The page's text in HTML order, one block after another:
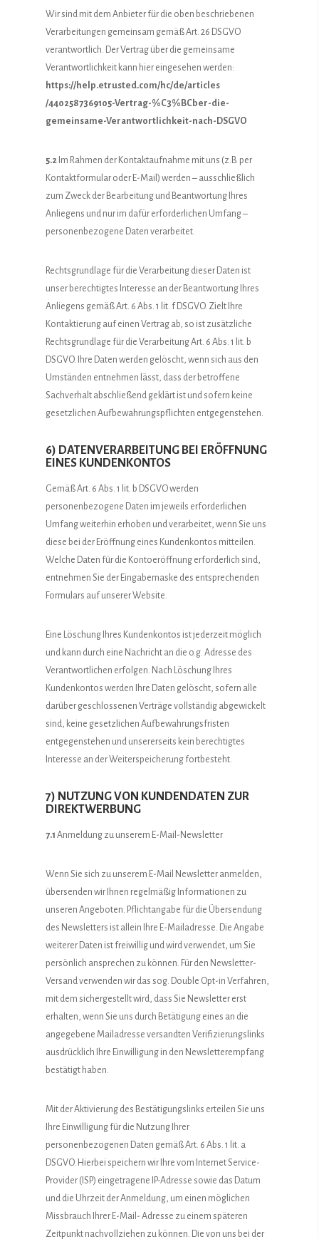
Wir sind mit dem Anbieter für die oben beschriebenen
Verarbeitungen gemeinsam gemäß Art. 26 DSGVO
verantwortlich. Der Vertrag über die gemeinsame
Verantwortlichkeit kann hier eingesehen werden:
https://help.etrusted.com/hc/de/articles
/4402587369105-Vertrag-%C3%BCber-die-
gemeinsame-Verantwortlichkeit-nach-DSGVO
5.2 Im Rahmen der Kontaktaufnahme mit uns (z.B. per
Kontaktformular oder E-Mail) werden – ausschließlich
zum Zweck der Bearbeitung und Beantwortung Ihres
Anliegens und nur im dafür erforderlichen Umfang –
personenbezogene Daten verarbeitet.
Rechtsgrundlage für die Verarbeitung dieser Daten ist
unser berechtigtes Interesse an der Beantwortung Ihres
Anliegens gemäß Art. 6 Abs. 1 lit. f DSGVO. Zielt Ihre
Kontaktierung auf einen Vertrag ab, so ist zusätzliche
Rechtsgrundlage für die Verarbeitung Art. 6 Abs. 1 lit. b
DSGVO. Ihre Daten werden gelöscht, wenn sich aus den
Umständen entnehmen lässt, dass der betroffene
Sachverhalt abschließend geklärt ist und sofern keine
gesetzlichen Aufbewahrungspflichten entgegenstehen.
6) DATENVERARBEITUNG BEI ERÖFFNUNG
EINES KUNDENKONTOS
Gemäß Art. 6 Abs. 1 lit. b DSGVO werden
personenbezogene Daten im jeweils erforderlichen
Umfang weiterhin erhoben und verarbeitet, wenn Sie uns
diese bei der Eröffnung eines Kundenkontos mitteilen.
Welche Daten für die Kontoeröffnung erforderlich sind,
entnehmen Sie der Eingabemaske des entsprechenden
Formulars auf unserer Website.
Eine Löschung Ihres Kundenkontos ist jederzeit möglich
und kann durch eine Nachricht an die o.g. Adresse des
Verantwortlichen erfolgen. Nach Löschung Ihres
Kundenkontos werden Ihre Daten gelöscht, sofern alle
darüber geschlossenen Verträge vollständig abgewickelt
sind, keine gesetzlichen Aufbewahrungsfristen
entgegenstehen und unsererseits kein berechtigtes
Interesse an der Weiterspeicherung fortbesteht.
7) NUTZUNG VON KUNDENDATEN ZUR
DIREKTWERBUNG
7.1 Anmeldung zu unserem E-Mail-Newsletter
Wenn Sie sich zu unserem E-Mail Newsletter anmelden,
übersenden wir Ihnen regelmäßig Informationen zu
unseren Angeboten. Pflichtangabe für die Übersendung
des Newsletters ist allein Ihre E-Mailadresse. Die Angabe
weiterer Daten ist freiwillig und wird verwendet, um Sie
persönlich ansprechen zu können. Für den Newsletter-
Versand verwenden wir das sog. Double Opt-in Verfahren,
mit dem sichergestellt wird, dass Sie Newsletter erst
erhalten, wenn Sie uns durch Betätigung eines an die
angegebene Mailadresse versandten Verifizierungslinks
ausdrücklich Ihre Einwilligung in den Newsletterempfang
bestätigt haben.
Mit der Aktivierung des Bestätigungslinks erteilen Sie uns
Ihre Einwilligung für die Nutzung Ihrer
personenbezogenen Daten gemäß Art. 6 Abs. 1 lit. a
DSGVO. Hierbei speichern wir Ihre vom Internet Service-
Provider (ISP) eingetragene IP-Adresse sowie das Datum
und die Uhrzeit der Anmeldung, um einen möglichen
Missbrauch Ihrer E-Mail- Adresse zu einem späteren
Zeitpunkt nachvollziehen zu können. Die von uns bei der